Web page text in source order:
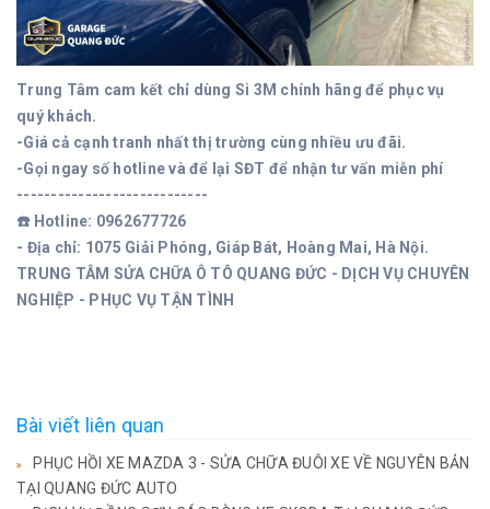
Trung Tâm cam kết chỉ dùng Si 3M chính hãng để phục vụ
quý khách.
-Giá cả cạnh tranh nhất thị trường cùng nhiều ưu đãi.
-Gọi ngay số hotline và để lại SĐT để nhận tư vấn miễn phí
----------------------------
☎️ Hotline: 0962677726
- Địa chỉ: 1075 Giải Phóng, Giáp Bát, Hoàng Mai, Hà Nội.
TRUNG TÂM SỬA CHỮA Ô TÔ QUANG ĐỨC - DỊCH VỤ CHUYÊN
NGHIỆP - PHỤC VỤ TẬN TÌNH
Bài viết liên quan
PHỤC HỒI XE MAZDA 3 - SỬA CHỮA ĐUÔI XE VỀ NGUYÊN BẢN
TẠI QUANG ĐỨC AUTO